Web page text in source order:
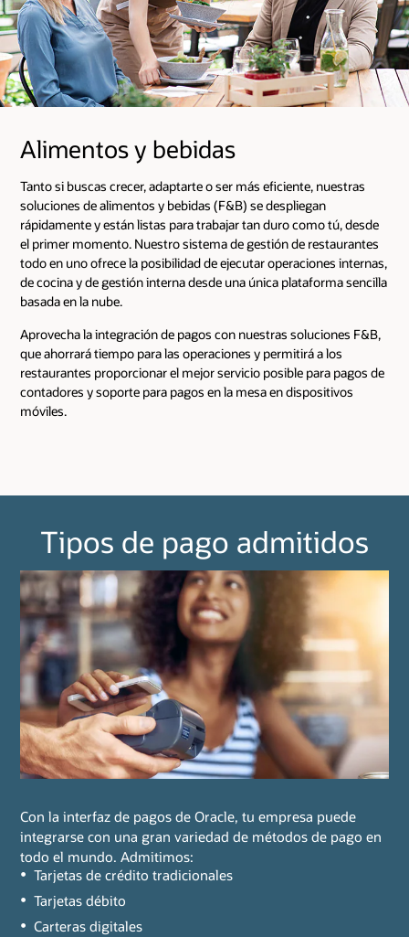
Alimentos y bebidas
Tanto si buscas crecer, adaptarte o ser más eficiente, nuestras
soluciones de alimentos y bebidas (F&B) se despliegan
rápidamente y están listas para trabajar tan duro como tú, desde
el primer momento. Nuestro sistema de gestión de restaurantes
todo en uno ofrece la posibilidad de ejecutar operaciones internas,
de cocina y de gestión interna desde una única plataforma sencilla
basada en la nube.
Aprovecha la integración de pagos con nuestras soluciones F&B,
que ahorrará tiempo para las operaciones y permitirá a los
restaurantes proporcionar el mejor servicio posible para pagos de
contadores y soporte para pagos en la mesa en dispositivos
móviles.
Tipos de pago admitidos
Con la interfaz de pagos de Oracle, tu empresa puede
integrarse con una gran variedad de métodos de pago en
todo el mundo. Admitimos:
Tarjetas de crédito tradicionales
Tarjetas débito
Carteras digitales